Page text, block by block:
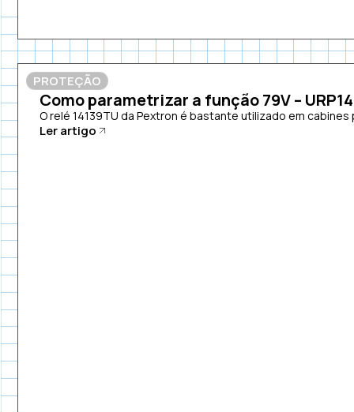
PROTEÇÃO
Como parametrizar a função 79V –
O relé 14139TU da Pextron é bastante utilizado em cabines
Ler artigo